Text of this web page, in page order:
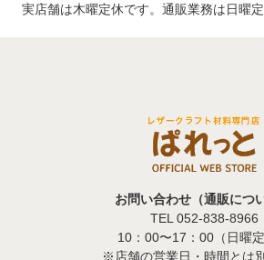
実店舗は木曜定休です。通販業務は日曜定
お問い合わせ（通販につ
TEL 052-838-8966
10：00〜17：00（日曜定
※店舗の営業日・時間とは別